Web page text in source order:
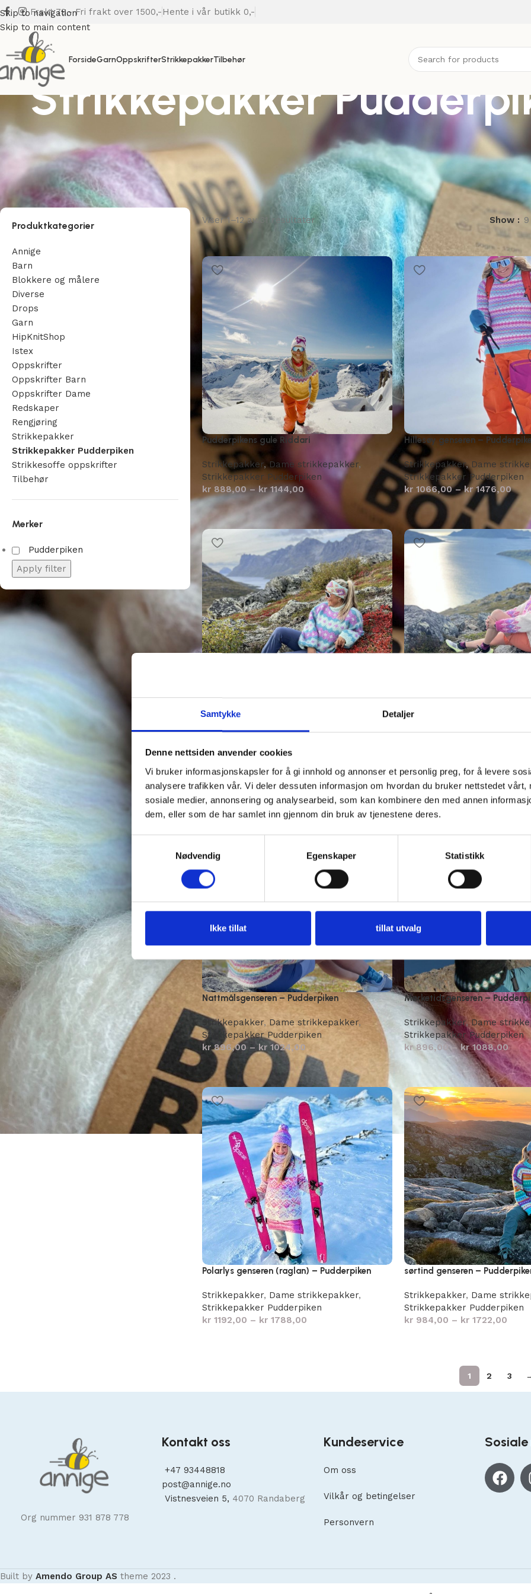
Samtykke Detaljer
Denne nettsiden anvender cookies
Vi bruker informasjonskapsler for å gi innhold og annonser et personlig preg, for å levere
analysere trafikken vår. Vi deler dessuten informasjon om hvordan du bruker nettstedet vårt,
sosiale medier, annonsering og analysearbeid, som kan kombinere den med annen
dem, eller som de har samlet inn gjennom din bruk av tjenestene deres.
Nødvendig
Egenskaper Statistikk
Ikke tillat tillat utvalg
Skip to navigation
Skip to main content
Frakt 79,- Fri frakt over 1500,- Hente i vår butikk 0,-
ForsideGarnOppskrifterStrikkepakkerTilbehør
Strikkepakker
Produktkategorier
Annige
Barn
Blokkere og målere
Diverse
Drops
Garn
HipKnitShop
Istex
Oppskrifter
Oppskrifter Barn
Oppskrifter Dame
Redskaper
Rengjøring
Strikkepakker
Strikkepakker Pudderpiken
Strikkesoffe oppskrifter
Tilbehør
Merker
Pudderpiken
Apply filter
Viser 1–12 av 31 resultater Show 9
Pudderpikens gule Riddari
Strikkepakker, Dame strikkepakker,
Strikkepakker Pudderpiken
kr 888,00 – kr1144,00
Hillesøy genseren –
Strikkepakker, Dame
Strikkepakker Pudderpiken
kr 1066,00 – kr1476,00
Ullstind genseren – Pudderpiken
Strikkepakker Pudderpiken
Fjelljentergenseren –
Nattmålsgenseren – Pudderpiken
Strikkepakker, Dame strikkepakker,
Strikkepakker Pudderpiken
kr896,00 – kr 1024,00
Mørketidsgenseren –
Strikkepakker, Dame
Strikkepakker Pudderpiken
kr896,00 – kr1088,00
Polarlys genseren (raglan) – Pudderpiken
Strikkepakker, Dame strikkepakker,
Strikkepakker Pudderpiken
kr 1192,00 – kr 1788,00
sørtind genseren –
Strikkepakker, Dame
Strikkepakker Pudderpiken
kr 984,00 – kr 1722,00
1 2 3
Org nummer 931 878 778
Kontakt oss
+47 93448818
post@annige.no
Vistnesveien 5, 4070 Randaberg
Kundeservice
Om oss
Vilkår og betingelser
Personvern
Built by Amendo Group AS theme 2023 .